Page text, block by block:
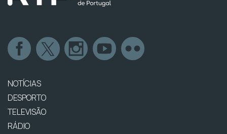
NOTÍCIAS
DESPORTO
TELEVISÃO
RÁDIO